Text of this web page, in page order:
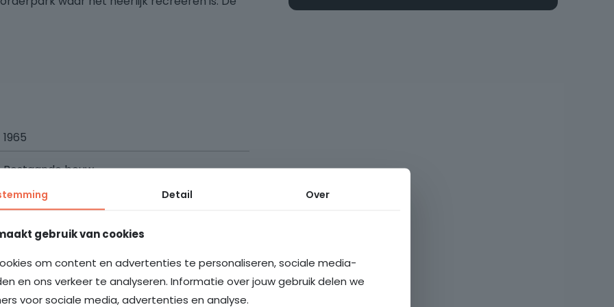
van de stad.
tot de bergingen.
ruime eetkeuken met modern
met zitgelegenheid voor 2 of 3 personen.
koel-/vriescombinatie,
is wit/grijs.
1965
Bestaande bouw
84 m²
270 m³
3
2
Detail Over
gebruik van cookies
om content en advertenties te personaliseren, sociale media-
en ons verkeer te analyseren. Informatie over jouw gebruik delen we
voor sociale media, advertenties en analyse.